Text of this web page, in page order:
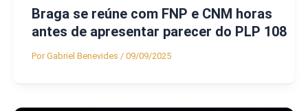
Braga se reúne com FNP e CNM horas
antes de apresentar parecer do PLP 108
PorGabriel Benevides / 09/09/2025